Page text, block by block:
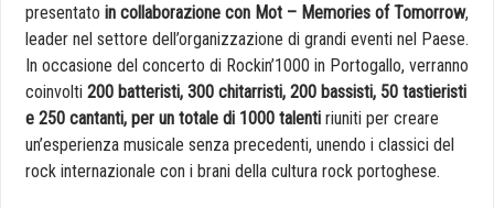
presentato in collaborazione con Mot – Memories of Tomorrow,
leader nel settore dell’organizzazione di grandi eventi nel Paese.
In occasione del concerto di Rockin’1000 in Portogallo, verranno
coinvolti 200 batteristi, 300 chitarristi, 200 bassisti, 50 tastieristi
e 250 cantanti, per un totale di 1000 talenti riuniti per creare
un’esperienza musicale senza precedenti, unendo i classici del
rock internazionale con i brani della cultura rock portoghese.